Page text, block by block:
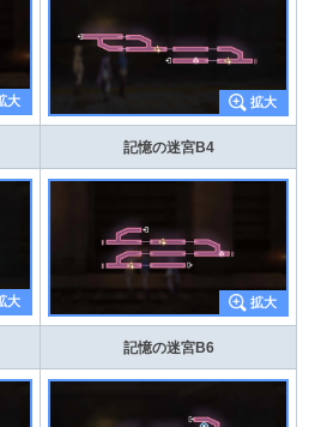
記憶の迷宮B4
記憶の迷宮B6